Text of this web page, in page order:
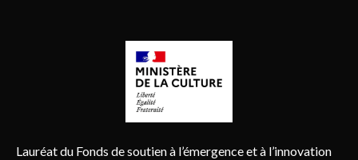
Lauréat du Fonds de soutien à l’émergence et à l’innovation